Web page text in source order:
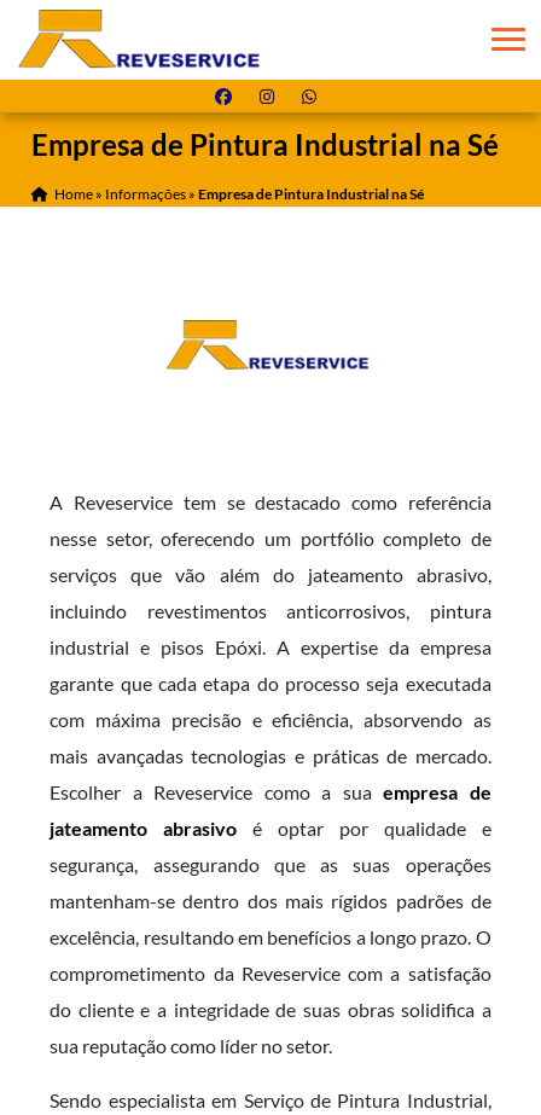
Empresa de Pintura Industrial na Sé
Home » Informações »Empresa de Pintura Industrial na Sé
A Reveservice tem se destacado como referência
nesse setor, oferecendo um portfólio completo de
serviços que vão além do jateamento abrasivo,
incluindo revestimentos anticorrosivos, pintura
industrial e pisos Epóxi. A expertise da empresa
garante que cada etapa do processo seja executada
com máxima precisão e eficiência, absorvendo as
mais avançadas tecnologias e práticas de mercado.
Escolher a Reveservice como a suaempresa de
jateamento abrasivoé optar por qualidade e
segurança, assegurando que as suas operações
mantenham-se dentro dos mais rígidos padrões de
excelência, resultando em benefícios a longo prazo. O
comprometimento da Reveservice com a satisfação
do cliente e a integridade de suas obras solidifica a
sua reputação como líder no setor.
Sendo especialista em Serviço de Pintura Industrial,